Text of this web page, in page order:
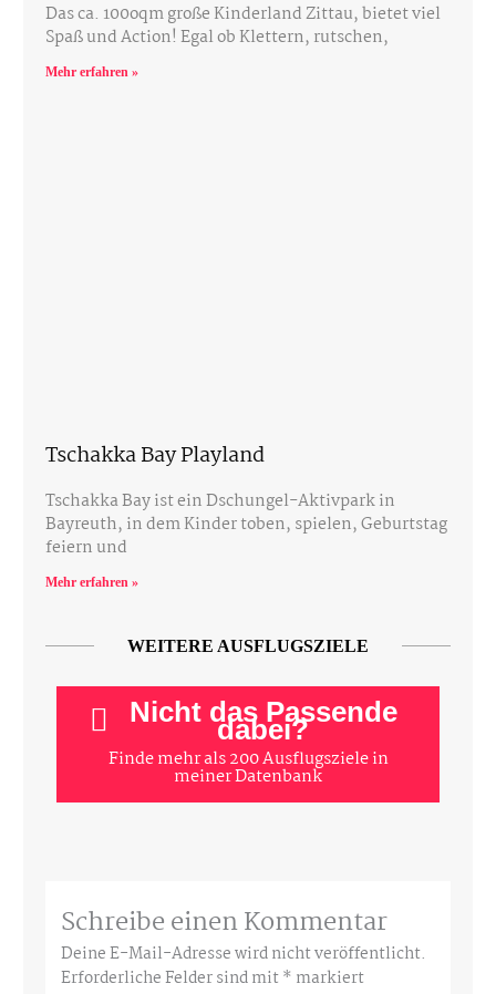
Das ca. 100oqm große Kinderland Zittau, bietet viel
Spaß und Action! Egal ob Klettern, rutschen,
Mehr erfahren »
Tschakka Bay Playland
Tschakka Bay ist ein Dschungel-Aktivpark in
Bayreuth, in dem Kinder toben, spielen, Geburtstag
feiern und
Mehr erfahren »
WEITERE AUSFLUGSZIELE
Nicht das Passende
dabei?
Finde mehr als 200 Ausflugsziele in
meiner Datenbank
Schreibe einen Kommentar
Deine E-Mail-Adresse wird nicht veröffentlicht.
Erforderliche Felder sind mit* markiert